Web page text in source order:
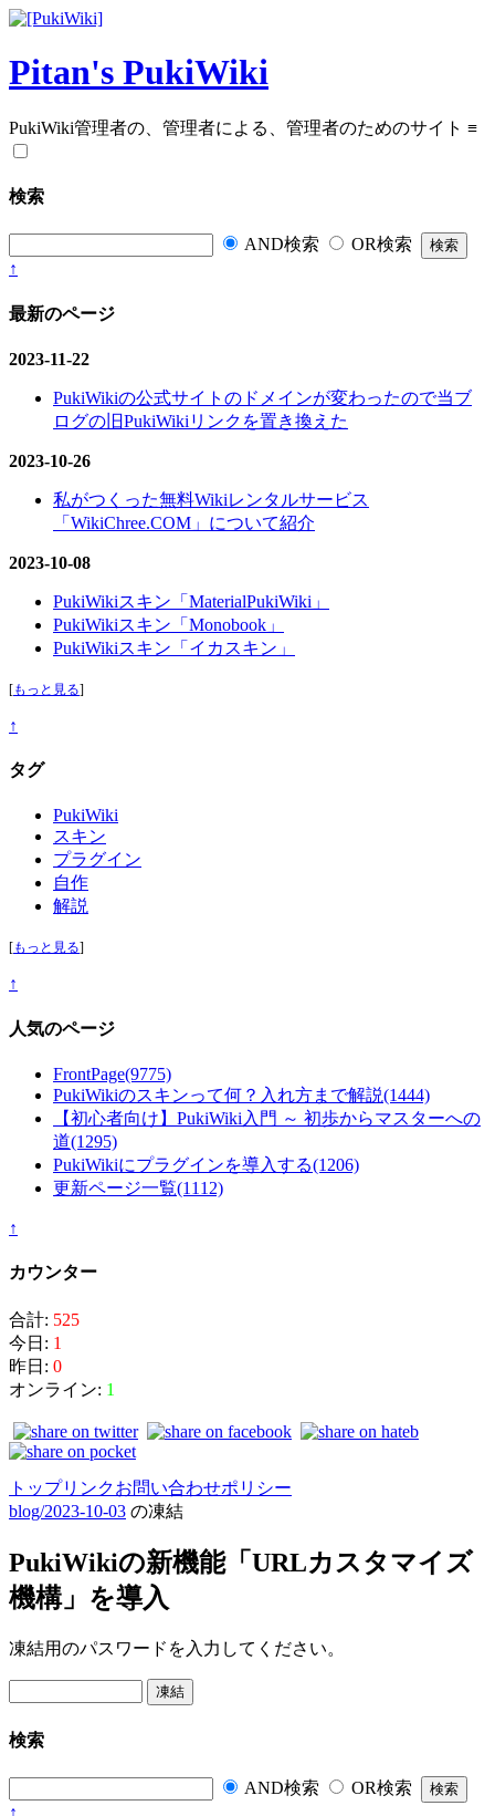
Pitan's PukiWiki
PukiWiki管理者の、管理者による、管理者のためのサイト ≡
検索
AND検索
OR検索
↑
最新のページ
2023-11-22
PukiWikiの公式サイトのドメインが変わったので当ブ
ログの旧PukiWikiリンクを置き換えた
2023-10-26
私がつくった無料Wikiレンタルサービス
「WikiChree.COM」について紹介
2023-10-08
PukiWikiスキン「MaterialPukiWiki」
PukiWikiスキン「Monobook」
PukiWikiスキン「イカスキン」
[もっと見る]
↑
タグ
PukiWiki
スキン
プラグイン
自作
解説
[もっと見る]
↑
人気のページ
FrontPage(9775)
PukiWikiのスキンって何？入れ方まで解説(1444)
【初心者向け】PukiWiki入門 ～ 初歩からマスターへの
道(1295)
PukiWikiにプラグインを導入する(1206)
更新ページ一覧(1112)
↑
カウンター
合計: 525
今日: 1
昨日: 0
オンライン: 1
トップリンクお問い合わせポリシー
blog/2023-10-03 の凍結
PukiWikiの新機能「URLカスタマイズ
機構」を導入
凍結用のパスワードを入力してください。
検索
AND検索
OR検索
↑